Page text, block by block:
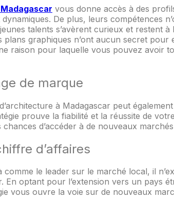
vous donne accès à des
De plus, leurs compétences
talents s’avèrent curieux et restent
plans graphiques n’ont aucun secret
raison pour laquelle vous pouvez
de marque
à Madagascar peut
prouve la fiabilité et la réussite de
d’accéder à de nouveaux
d’affaires
comme le leader sur le marché local, il
En optant pour l’extension vers un pays
vous ouvre la voie sur de nouveaux